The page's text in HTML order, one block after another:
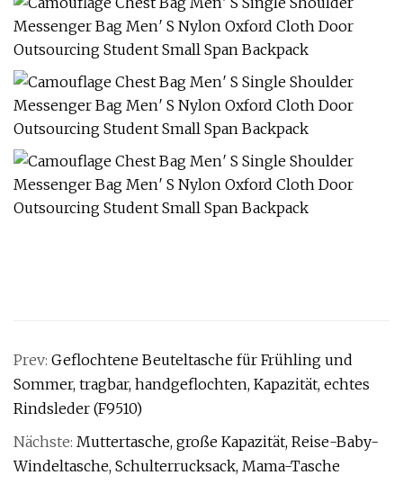
Prev: Geflochtene Beuteltasche für Frühling und
Sommer, tragbar, handgeflochten, Kapazität, echtes
Rindsleder (F9510)
Nächste: Muttertasche, große Kapazität, Reise-Baby-
Windeltasche, Schulterrucksack, Mama-Tasche